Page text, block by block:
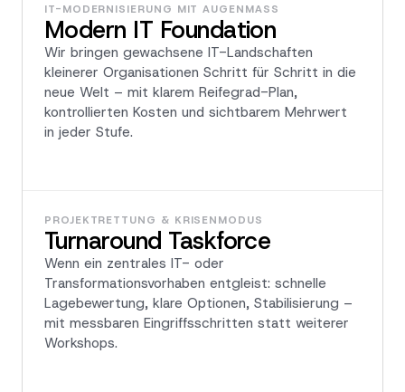
IT-MODERNISIERUNG MIT AUGENMASS
Modern IT Foundation
Wir bringen gewachsene IT-Landschaften
kleinerer Organisationen Schritt für Schritt in die
neue Welt – mit klarem Reifegrad-Plan,
kontrollierten Kosten und sichtbarem Mehrwert
in jeder Stufe.
PROJEKTRETTUNG & KRISENMODUS
Turnaround Taskforce
Wenn ein zentrales IT- oder
Transformationsvorhaben entgleist: schnelle
Lagebewertung, klare Optionen, Stabilisierung –
mit messbaren Eingriffsschritten statt weiterer
Workshops.